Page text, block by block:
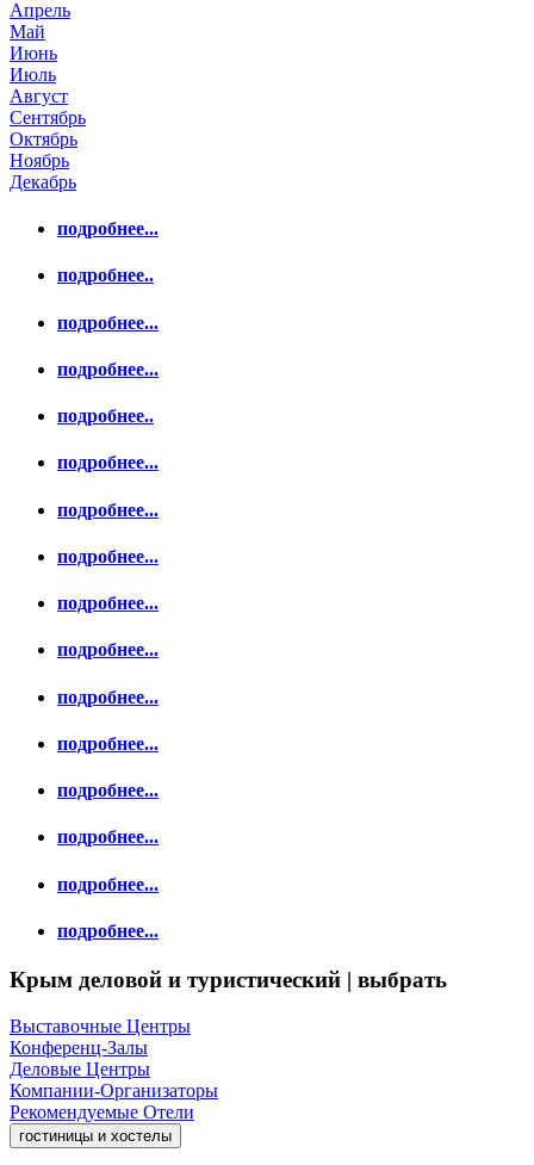
Апрель
Май
Июнь
Июль
Август
Сентябрь
Октябрь
Ноябрь
Декабрь
подробнее...
подробнее..
подробнее...
подробнее...
подробнее..
подробнее...
подробнее...
подробнее...
подробнее...
подробнее...
подробнее...
подробнее...
подробнее...
подробнее...
подробнее...
подробнее...
Крым деловой и туристический | выбрать
Выставочные Центры
Конференц-Залы
Деловые Центры
Компании-Организаторы
Рекомендуемые Отели
гостиницы и хостелы